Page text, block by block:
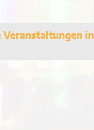
Veranstaltungen in